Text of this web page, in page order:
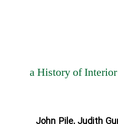
نام کتاب : a History of Interior